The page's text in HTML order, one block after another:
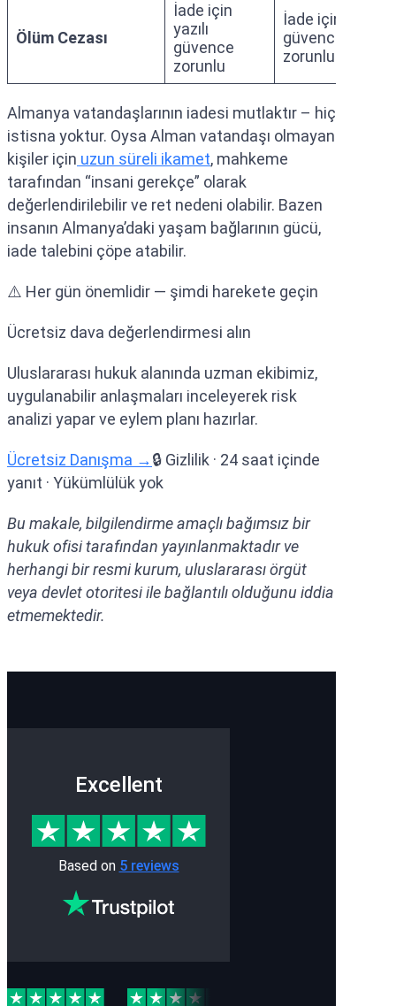
Ölüm Cezası
İade için
yazılı
güvence
zorunlu
İade için yazılı
güvence
zorunlu
Almanya vatandaşlarının iadesi mutlaktır – hiç
istisna yoktur. Oysa Alman vatandaşı olmayan
kişiler için uzun süreli ikamet, mahkeme
tarafından “insani gerekçe” olarak
değerlendirilebilir ve ret nedeni olabilir. Bazen
insanın Almanya’daki yaşam bağlarının gücü,
iade talebini çöpe atabilir.
⚠️ Her gün önemlidir — şimdi harekete geçin
Ücretsiz dava değerlendirmesi alın
Uluslararası hukuk alanında uzman ekibimiz,
uygulanabilir anlaşmaları inceleyerek risk
analizi yapar ve eylem planı hazırlar.
Ücretsiz Danışma →🔒 Gizlilik · 24 saat içinde
yanıt · Yükümlülük yok
Bu makale, bilgilendirme amaçlı bağımsız bir
hukuk ofisi tarafından yayınlanmaktadır ve
herhangi bir resmi kurum, uluslararası örgüt
veya devlet otoritesi ile bağlantılı olduğunu iddia
etmemektedir.
Excellent
Based on 5 reviews